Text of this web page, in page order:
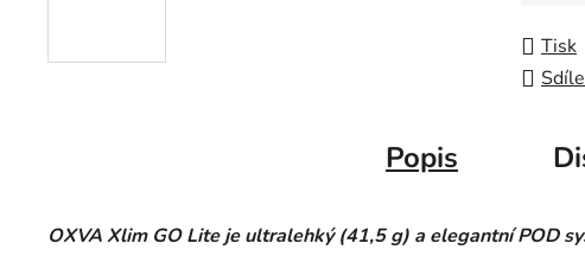
Tisk
Popis
OXVA Xlim GO Lite je ultralehký (41,5 g) a elegantní POD